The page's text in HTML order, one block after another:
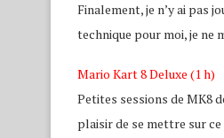
Finalement, je n’y ai pas
technique pour moi, je ne
Mario Kart 8 Deluxe (1 h)
Petites sessions de MK8
plaisir de se mettre sur ce